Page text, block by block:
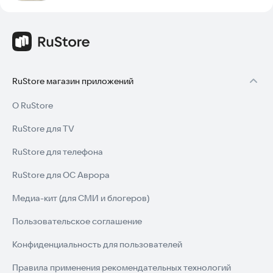
RuStore магазин приложений
О RuStore
RuStore для TV
RuStore для телефона
RuStore для ОС Аврора
Медиа-кит (для СМИ и блогеров)
Пользовательское соглашение
Конфиденциальность для пользователей
Правила применения рекомендательных технологий